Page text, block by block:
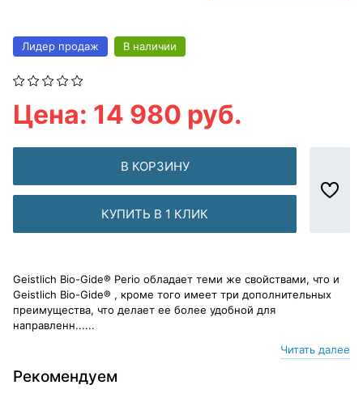
Лидер продаж В наличии
Цена: 14 980 руб.
В КОРЗИНУ
КУПИТЬ В 1 КЛИК
Geistlich Bio-Gide® Perio обладает теми же свойствами, что и
Geistlich Bio-Gide® , кроме того имеет три дополнительных
преимущества, что делает ее более удобной для
направленн......
Читать далее
Рекомендуем